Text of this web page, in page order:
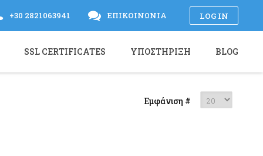
Εμφάνιση #
LOG IN
+30 2821063941 ΕΠΙΚΟΙΝΩΝΊΑ
SSL CERTIFICATES ΥΠΟΣΤΉΡΙΞΗ BLOG